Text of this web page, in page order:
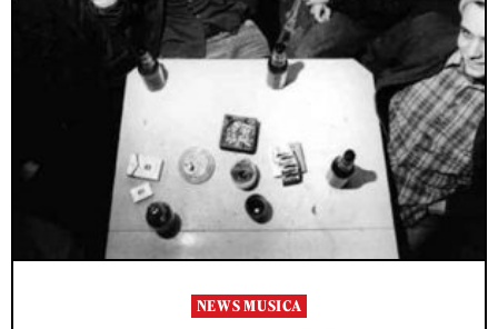
NEWS MUSICA